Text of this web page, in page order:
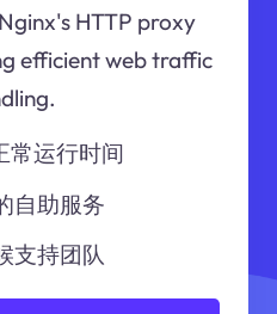
HTTP proxy
efficient web traffic
常运行时间
自助服务
支持团队